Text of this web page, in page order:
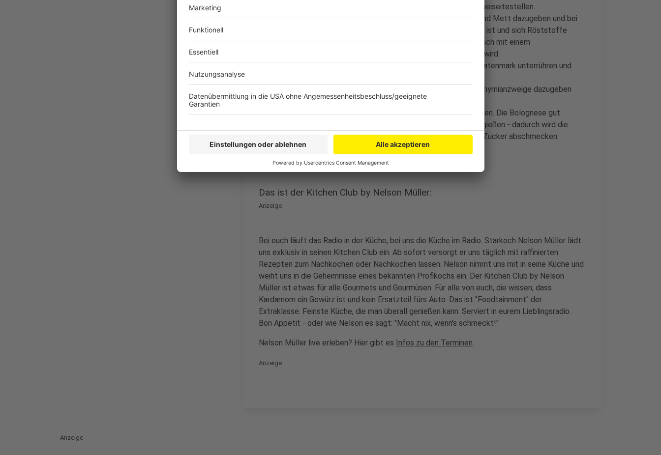
mittlerer Hitze etwa 10 Minuten braten. Herausnehmen und beiseitestellen.
Restliches Butterschmalz in die heiße Pfanne geben. Hack und Mett dazugeben und bei
starker Hitze so lange braten, bis das Hack braun angebraten ist und sich Röststoffe
gebildet haben (das dauert etwa 15 Minuten). Dabei das Fleisch mit einem
Pfannenwender immer wieder zerdrücken, damit es krümelig wird.
Zum Schluss mit einer großen Prise Zucker würzen. Das Tomatenmark unterrühren und
Dann das gebratene Gemüse, Lorbeer und die abgespülten Thymianzweige dazugeben
und mit Paprika und Pfeffer würzen.
Lorbeer, Thymianzweige und die Speckschwarte herausnehmen. Die Bolognese gut
verrühren und eventuell einen Schuss Milch oder Sahne dazugießen - dadurch wird die
Soße weicher und milder. Zum Schluss mit Salz, Pfeffer und Zucker abschmecken.
Das ist der Kitchen Club by Nelson Müller:
Anzeige
Bei euch läuft das Radio in der Küche, bei uns die Küche im Radio. Starkoch Nelson Müller lädt
uns exklusiv in seinen Kitchen Club ein. Ab sofort versorgt er uns täglich mit raffinierten
Rezepten zum Nachkochen oder Nachkochen lassen. Nelson nimmt uns mit in seine Küche und
weiht uns in die Geheimnisse eines bekannten Profikochs ein. Der Kitchen Club by Nelson
Müller ist etwas für alle Gourmets und Gourmüsen. Für alle von euch, die wissen, dass
Kardamom ein Gewürz ist und kein Ersatzteil fürs Auto. Das ist "Foodtainment" der
Extraklasse. Feinste Küche, die man überall genießen kann. Serviert in eurem Lieblingsradio.
Bon Appetit - oder wie Nelson es sagt: "Macht nix, wenn's schmeckt!"
Nelson Müller live erleben? Hier gibt es Infos zu den Terminen.
Anzeige
Anzeige